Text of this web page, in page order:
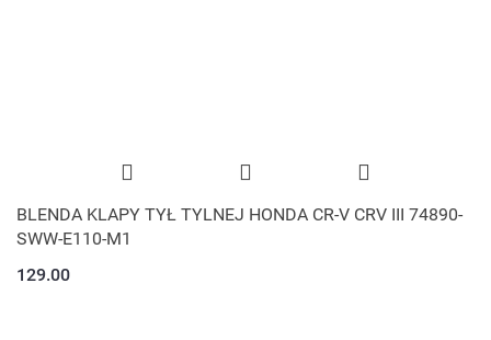
BLENDA KLAPY TYŁ TYLNEJ HONDA CR-V CRV III 74890-
SWW-E110-M1
129.00